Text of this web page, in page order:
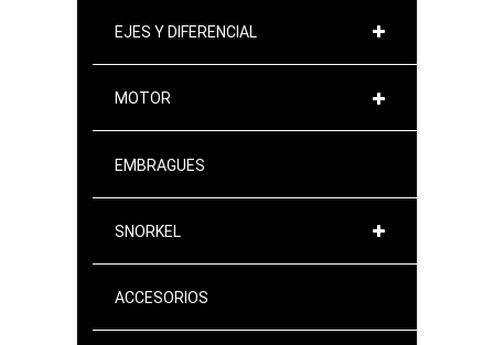
EJES Y DIFERENCIAL
MOTOR
EMBRAGUES
SNORKEL
ACCESORIOS